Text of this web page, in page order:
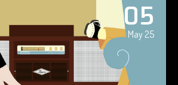
05
May 25